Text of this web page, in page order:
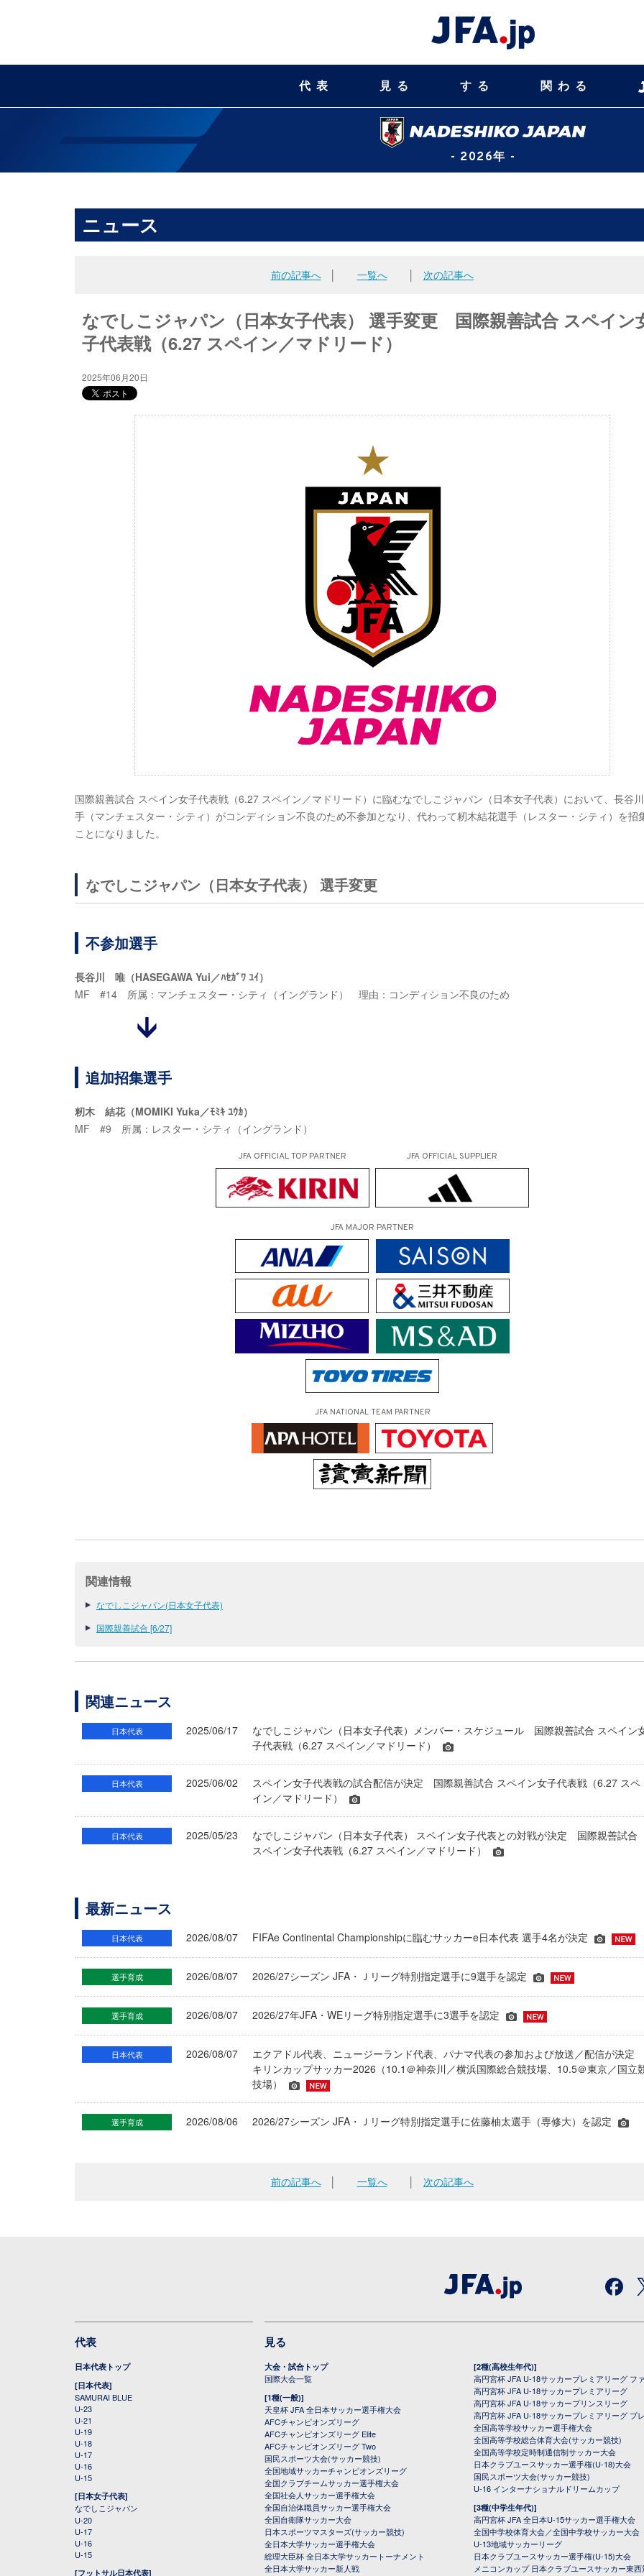
代表 見る する 関わる
- 2026年 -
ニュース
前の記事へ│ 一覧へ 次の記事へ
なでしこジャパン（日本女子代表） 選手変更 国際親善試合 スペイン
子代表戦（6.27 スペイン／マドリード）
2025年06月20日
国際親善試合 スペイン女子代表戦（6.27 スペイン／マドリード）に臨むなでしこジャパン（日本女子代表）において、長谷
手（マンチェスター・シティ）がコンディション不良のため不参加となり、代わって籾木結花選手（レスター・シティ）を招
ことになりました。
なでしこジャパン（日本女子代表） 選手変更
不参加選手
長谷川 唯（HASEGAWA Yui／ﾊｾｶﾞﾜ ﾕｲ）
MF #14 所属：マンチェスター・シティ（イングランド） 理由：コンディション不良のため
追加招集選手
籾木 結花（MOMIKI Yuka／ﾓﾐｷ ﾕｳｶ）
MF #9 所属：レスター・シティ（イングランド）
JFA OFFICIALTOP PARTNER JFA OFFICIAL SUPPLIER
JFA MAJOR PARTNER
JFA NATIONAL TEAM PARTNER
関連情報
なでしこジャパン(日本女子代表)
国際親善試合 [6/27]
関連ニュース
日本代表 2025/06/17
なでしこジャパン（日本女子代表）メンバー・スケジュール 国際親善試合 スペイン
子代表戦（6.27 スペイン／マドリード）
日本代表 2025/06/02
スペイン女子代表戦の試合配信が決定 国際親善試合 スペイン女子代表戦（6.27 スペ
イン／マドリード）
日本代表 2025/05/23
なでしこジャパン（日本女子代表） スペイン女子代表との対戦が決定 国際親善試合
スペイン女子代表戦（6.27 スペイン／マドリード）
最新ニュース
日本代表 2026/08/07 FIFAe Continental Championshipに臨むサッカーe日本代表 選手4名が決定
選手育成 2026/08/07 2026/27シーズン JFA・Ｊリーグ特別指定選手に9選手を認定
選手育成 2026/08/07 2026/27年JFA・WEリーグ特別指定選手に3選手を認定
日本代表 2026/08/07
エクアドル代表、ニュージーランド代表、パナマ代表の参加および放送／配信が決定
キリンカップサッカー2026（10.1＠神奈川／横浜国際総合競技場、10.5＠東京／国立
技場）
選手育成 2026/08/06 2026/27シーズン JFA・Ｊリーグ特別指定選手に佐藤柚太選手（専修大）を認定
前の記事へ│ 一覧へ 次の記事へ
代表
日本代表トップ
[日本代表]
SAMURAI BLUE
U-23
U-21
U-19
U-18
U-17
U-16
U-15
[日本女子代表]
なでしこジャパン
U-20
U-17
U-16
U-15
[フットサル日本代表]
見る
大会・試合トップ
国際大会一覧
[1種(一般)]
天皇杯 JFA 全日本サッカー選手権大会
AFCチャンピオンズリーグ
AFCチャンピオンズリーグ Elite
AFCチャンピオンズリーグ Two
国民スポーツ大会(サッカー競技)
全国地域サッカーチャンピオンズリーグ
全国クラブチームサッカー選手権大会
全国社会人サッカー選手権大会
全国自治体職員サッカー選手権大会
全国自衛隊サッカー大会
日本スポーツマスターズ(サッカー競技)
全日本大学サッカー選手権大会
総理大臣杯 全日本大学サッカートーナメント
全日本大学サッカー新人戦
[2種(高校生年代)]
高円宮杯 JFA U-18サッカープレミアリーグ フ
高円宮杯 JFA U-18サッカープレミアリーグ
高円宮杯 JFA U-18サッカープリンスリーグ
高円宮杯 JFA U-18サッカープレミアリーグ プ
全国高等学校サッカー選手権大会
全国高等学校総合体育大会(サッカー競技)
全国高等学校定時制通信制サッカー大会
日本クラブユースサッカー選手権(U-18)大会
国民スポーツ大会(サッカー競技)
U-16 インターナショナルドリームカップ
[3種(中学生年代)]
高円宮杯 JFA 全日本U-15サッカー選手権大会
全国中学校体育大会／全国中学校サッカー大会
U-13地域サッカーリーグ
日本クラブユースサッカー選手権(U-15)大会
メニコンカップ 日本クラブユースサッカー東